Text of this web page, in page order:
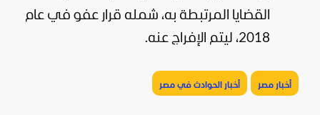
القضايا المرتبطة به، شمله قرار عفو في عام
2018، ليتم الإفراج عنه.
أخبار مصر أخبار الحوادث في مصر